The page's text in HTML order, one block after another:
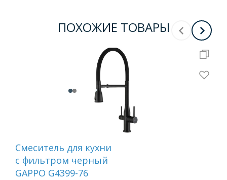
ПОХОЖИЕ ТОВАРЫ
Смеситель для кухни
с фильтром черный
GAPPO G4399-76